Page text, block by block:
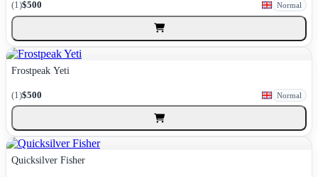
(1)$500 Normal
Frostpeak Yeti
(1)$500 Normal
Quicksilver Fisher